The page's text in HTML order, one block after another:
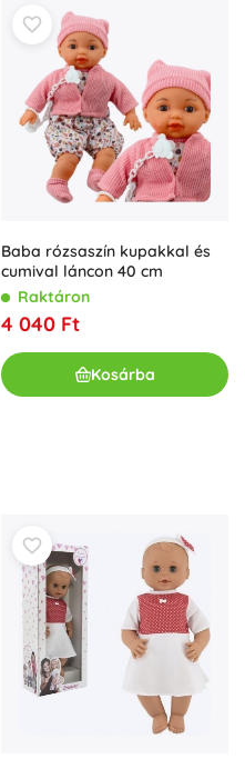
Baba rózsaszín kupakkal és
cumival láncon 40 cm
Raktáron
4 040 Ft
Kosárba